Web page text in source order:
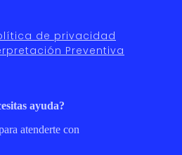
de privacidad
Preventiva
ayuda?
atenderte con